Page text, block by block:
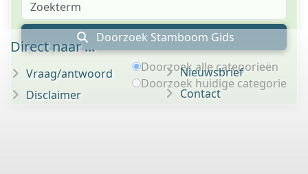
Doorzoek Stamboom Gids
Doorzoek alle categorieën
Doorzoek huidige categorie
Direct naar ...
Vraag/antwoord
Disclaimer
Nieuwsbrief
Contact